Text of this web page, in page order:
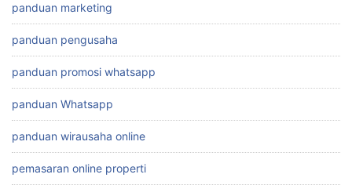
panduan marketing
panduan pengusaha
panduan promosi whatsapp
panduan Whatsapp
panduan wirausaha online
pemasaran online properti